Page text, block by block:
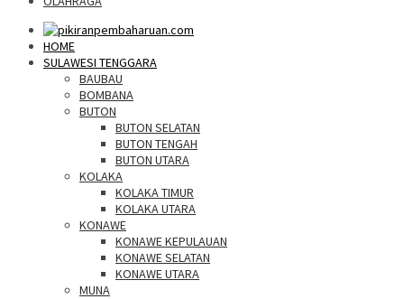
HOME
SULAWESI TENGGARA
BAUBAU
BOMBANA
BUTON
BUTON SELATAN
BUTON TENGAH
BUTON UTARA
KOLAKA
KOLAKA TIMUR
KOLAKA UTARA
KONAWE
KONAWE KEPULAUAN
KONAWE SELATAN
KONAWE UTARA
MUNA